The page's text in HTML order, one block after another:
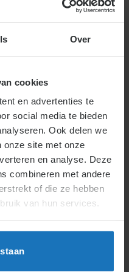
Over
cookies
en advertenties te
social media te bieden
Ook delen we
onze site met onze
en analyse. Deze
combineren met andere
of die ze hebben
van hun services.
aan de
bij KLM.
er!
IVANKA VAN NETTEN
8
van Netten
aan de